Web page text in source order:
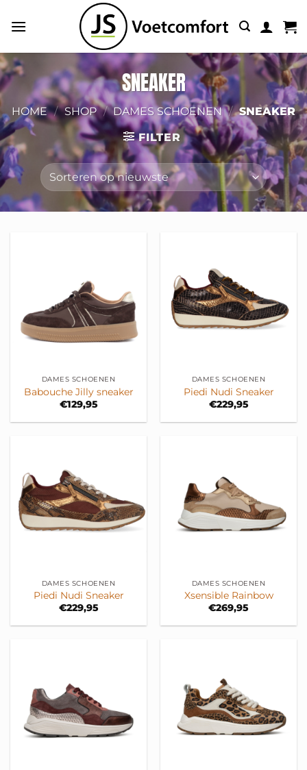
naar
SNEAKER
HOME / SHOP / DAMES SCHOENEN / SNEAKER
FILTER
DAMES SCHOENEN
Babouche Jilly sneaker
€129,95
DAMES SCHOENEN
Piedi Nudi Sneaker
€229,95
DAMES SCHOENEN
Piedi Nudi Sneaker
€229,95
DAMES SCHOENEN
Xsensible Rainbow
€269,95